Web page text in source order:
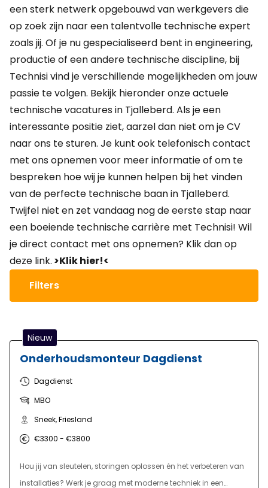
een sterk netwerk opgebouwd van werkgevers die
op zoek zijn naar een talentvolle technische expert
zoals jij. Of je nu gespecialiseerd bent in engineering,
productie of een andere technische discipline, bij
Technisi vind je verschillende mogelijkheden om jouw
passie te volgen. Bekijk hieronder onze actuele
technische vacatures in Tjalleberd. Als je een
interessante positie ziet, aarzel dan niet om je CV
naar ons te sturen. Je kunt ook telefonisch contact
met ons opnemen voor meer informatie of om te
bespreken hoe wij je kunnen helpen bij het vinden
van de perfecte technische baan in Tjalleberd.
Twijfel niet en zet vandaag nog de eerste stap naar
een boeiende technische carrière met Technisi! Wil
je direct contact met ons opnemen? Klik dan op
deze link. >Klik hier!<
Filters
Nieuw
Onderhoudsmonteur Dagdienst
Dagdienst
MBO
Sneek, Friesland
€3300 - €3800
Hou jij van sleutelen, storingen oplossen én het verbeteren van
installaties? Werk je graag met moderne techniek in een